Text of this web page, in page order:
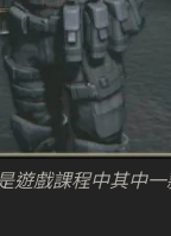
戲課程中其中